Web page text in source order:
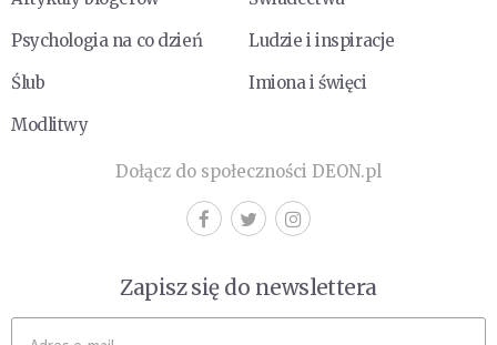
Psychologia na co dzień
Ludzie i inspiracje
Ślub
Imiona i święci
Modlitwy
Dołącz do społeczności DEON.pl
Zapisz się do newslettera